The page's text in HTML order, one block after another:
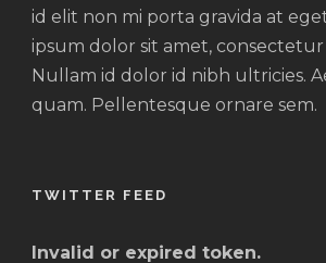
id elit non mi porta gravida at
ipsum dolor sit amet, consectetur
Nullam id dolor id nibh ultricies.
quam. Pellentesque ornare sem.
TWITTER FEED
Invalid or expired token.